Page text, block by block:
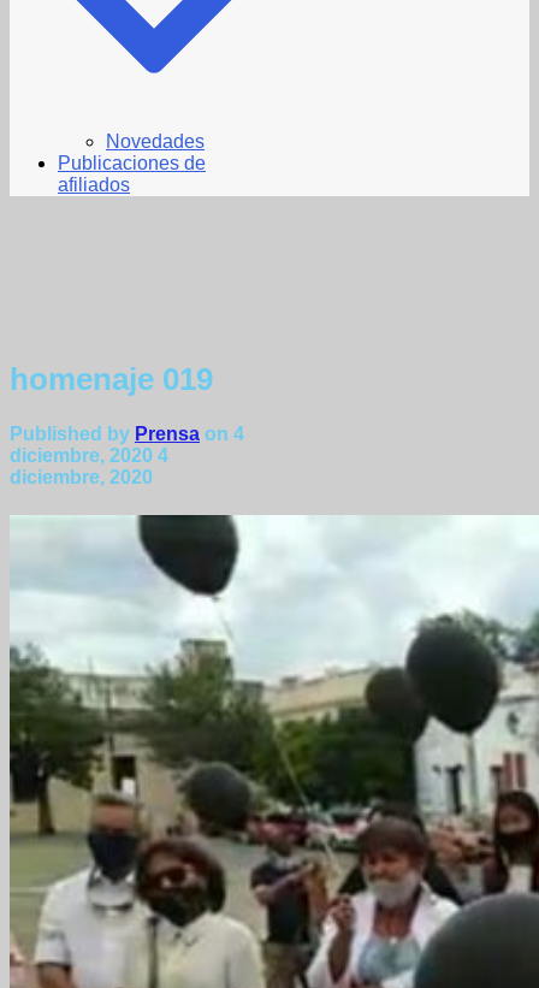
Novedades
Publicaciones de
afiliados
homenaje 019
Published by Prensa on 4
diciembre, 2020 4
diciembre, 2020